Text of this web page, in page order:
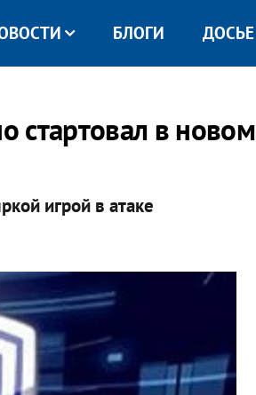
БЛОГИ ДОСЬЕ
стартовал в новом
игрой в атаке